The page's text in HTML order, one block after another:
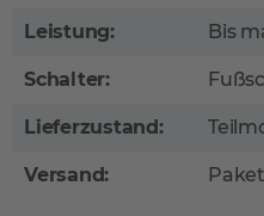
Leistung: Bis
Schalter:
Lieferzustand:
Versand: